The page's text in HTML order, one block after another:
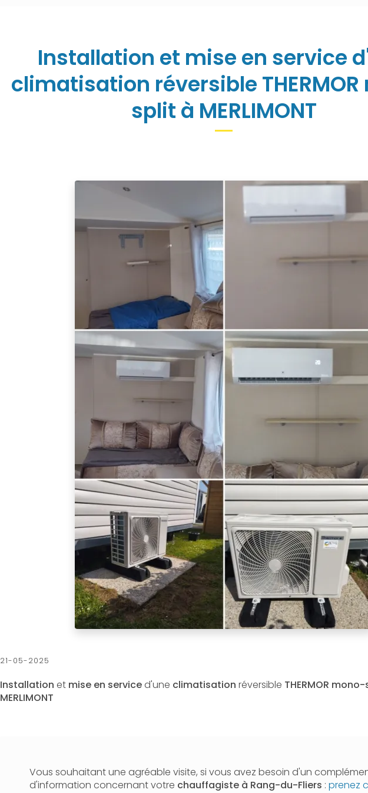
Installation et mise en service
climatisation réversible
split à MERLIMONT
21-05-2025
Installation et mise en serviced'une climatisation réversible THERMOR mono-
MERLIMONT
Vous souhaitant une agréable visite, si vous avez besoin d'un
d'information concernant votre chauffagiste à Rang-du-Fliers : prenez